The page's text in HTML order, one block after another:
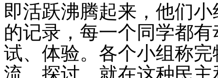
即活跃沸腾起来，他们
的记录，每一个同学都
试、体验。各个小组称